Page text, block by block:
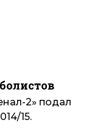
2» подал
15.